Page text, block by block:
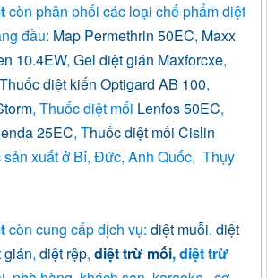
còn phân phối các loại chế phẩm diệt
đầu: Map Permethrin 50EC, Maxx
10.4EW, Gel diệt gián Maxforcxe,
Thuốc diệt kiến Optigard AB 100,
, Thuốc diệt mối Lenfos 50EC,
25EC, Thuốc diệt mối Cislin
xuất ở Bỉ, Đức, Anh Quốc, Thụy
còn cung cấp dịch vụ: diệt muỗi, diệt
gián, diệt rệp, diệt trừ mối, diệt trừ